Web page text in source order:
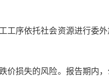
工序依托社会资源进行委
价损失的风险。报告期内